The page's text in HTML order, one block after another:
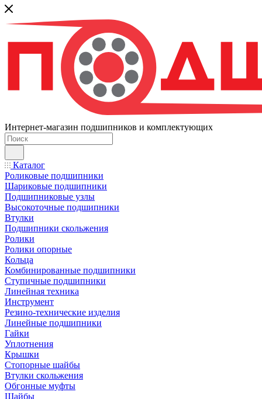
Интернет-магазин подшипников и комплектующих
Каталог
Роликовые подшипники
Шариковые подшипники
Подшипниковые узлы
Высокоточные подшипники
Втулки
Подшипники скольжения
Ролики
Ролики опорные
Кольца
Комбинированные подшипники
Ступичные подшипники
Линейная техника
Инструмент
Резино-технические изделия
Линейные подшипники
Гайки
Уплотнения
Крышки
Стопорные шайбы
Втулки скольжения
Обгонные муфты
Шайбы